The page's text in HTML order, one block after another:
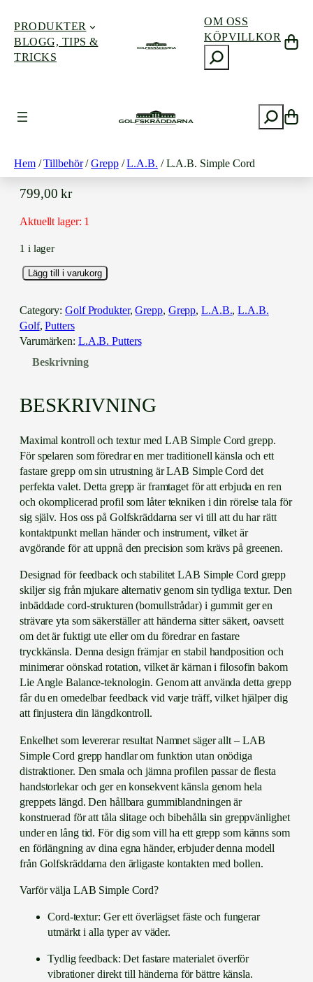
innehåll
PRODUKTER
BLOGG, TIPS &
TRICKS
OM OSS
KÖPVILLKOR
ö
ö
Hem/Tillbehör/Grepp/L.A.B. / L.A.B. Simple Cord
L.A.B. SIMPLE CORD
799,00kr
Aktuellt lager: 1
1 i lager
L
B
p
e
C
o
r
d
m
ä
n
d
Lägg till i varukorg
Category:Golf Produkter, Grepp, Grepp, L.A.B., L.A.B.
Golf, Putters
Varumärken: L.A.B. Putters
Beskrivning
BESKRIVNING
Maximal kontroll och textur med LAB Simple Cord grepp.
För spelaren som föredrar en mer traditionell känsla och ett
fastare grepp om sin utrustning är LAB Simple Cord det
perfekta valet. Detta grepp är framtaget för att erbjuda en ren
och okomplicerad profil som låter tekniken i din rörelse tala för
sig själv. Hos oss på Golfskräddarna ser vi till att du har rätt
kontaktpunkt mellan händer och instrument, vilket är
avgörande för att uppnå den precision som krävs på greenen.
Designad för feedback och stabilitet LAB Simple Cord grepp
skiljer sig från mjukare alternativ genom sin tydliga textur. Den
inbäddade cord-strukturen (bomullstrådar) i gummit ger en
strävare yta som säkerställer att händerna sitter säkert, oavsett
om det är fuktigt ute eller om du föredrar en fastare
tryckkänsla. Denna design främjar en stabil handposition och
minimerar oönskad rotation, vilket är kärnan i filosofin bakom
Lie Angle Balance-teknologin. Genom att använda detta grepp
får du en omedelbar feedback vid varje träff, vilket hjälper dig
att finjustera din längdkontroll.
Enkelhet som levererar resultat Namnet säger allt – LAB
Simple Cord grepp handlar om funktion utan onödiga
distraktioner. Den smala och jämna profilen passar de flesta
handstorlekar och ger en konsekvent känsla genom hela
greppets längd. Den hållbara gummiblandningen är
konstruerad för att tåla slitage och bibehålla sin greppvänlighet
under en lång tid. För dig som vill ha ett grepp som känns som
en förlängning av dina egna händer, erbjuder denna modell
från Golfskräddarna den ärligaste kontakten med bollen.
Varför välja LAB Simple Cord?
Cord-textur: Ger ett överlägset fäste och fungerar
utmärkt i alla typer av väder.
Tydlig feedback: Det fastare materialet överför
vibrationer direkt till händerna för bättre känsla.